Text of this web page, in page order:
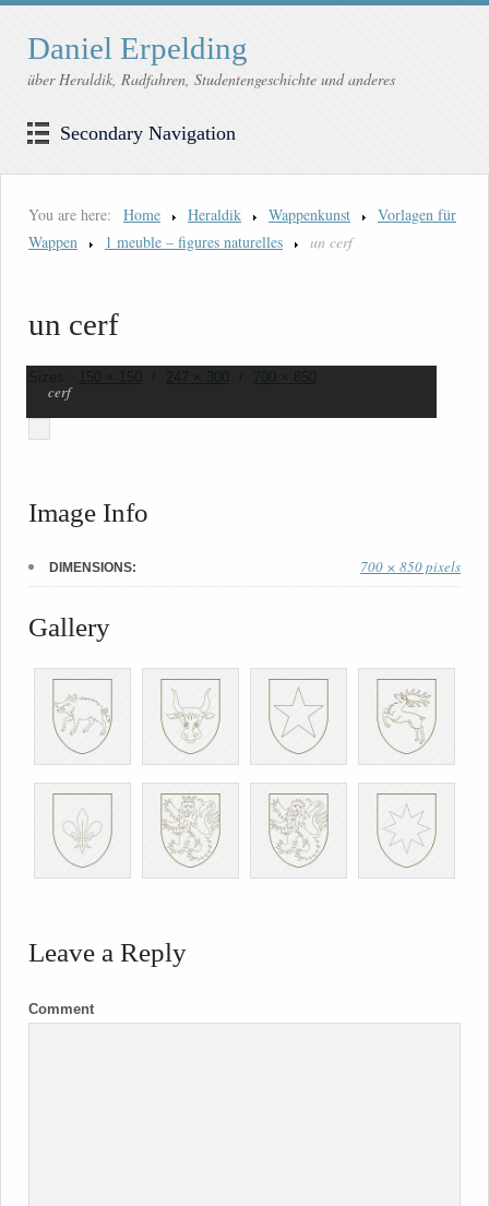
Daniel Erpelding
über Heraldik, Radfahren, Studentengeschichte und anderes
Secondary Navigation
You are here: Home Heraldik Wappenkunst
Vorlagen für
Wappen
1 meuble – figures naturelles un cerf
un cerf
150 × 150 247 × 300 700 × 850
cerf
Image Info
DIMENSIONS: 700 × 850 pixels
Gallery
Leave a Reply
Comment